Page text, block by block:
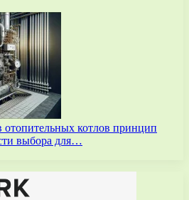
отопительных котлов принцип
выбора для…